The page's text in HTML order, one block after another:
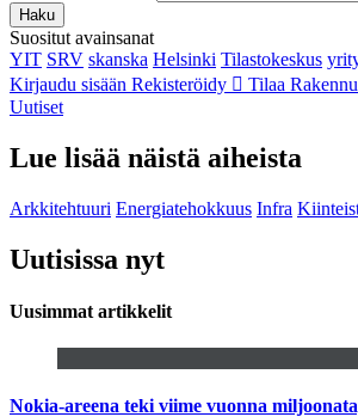
Haku
Suositut avainsanat
YIT SRV skanska Helsinki Tilastokeskus
Kirjaudu sisään Rekisteröidy Tilaa
Uutiset
Lue lisää näistä aiheista
Arkkitehtuuri Energiatehokkuus Infra
Uutisissa nyt
Uusimmat artikkelit
Nokia-areena teki viime vuonna